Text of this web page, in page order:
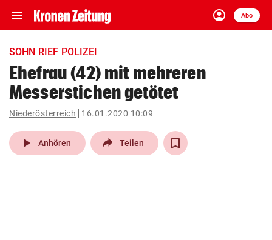
menu Navigation
ein-/ausklappen
account_circle
Anmelden
Abo
close Schließen
account_circle Anmelden
pin_drop
Wien arrow_right
SOHN RIEF POLIZEI
Ehefrau (42) mit mehreren
Messerstichen getötet
Niederösterreich 16.01.2020 10:09
play_arrow Anhören Teilen